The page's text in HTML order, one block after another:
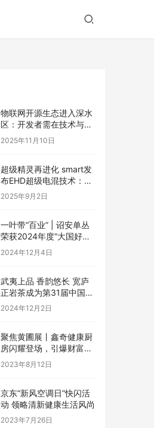
物联网开源生态进入深水
区：开发者需在技术与商
业的夹缝中寻找破局之道
2025年11月10日
超级精灵再进化 smart发
布EHD超级电混技术：每
一程，比增程更成
2025年9月2日
一叶带“百业” | 诏安单丛
荣获2024年度“大国好货·
一县一品”特色品牌
2024年12月4日
武夷上品 香韵悠长 宽庐
正岩茶成为第31届中国国
际广告节唯一指定茶叶品
2024年12月2日
聚焦黄圃展丨鑫奇健康厨
房闪耀登场，引爆财富盛
宴
2023年8月12日
京东“新风空调日”快闪活
动 领略清新健康生活风尚
2023年7月26日